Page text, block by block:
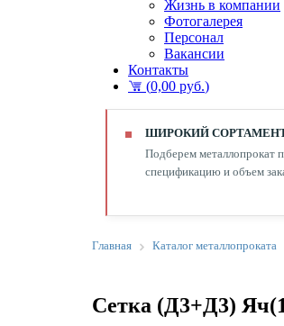
Жизнь в компании
Фотогалерея
Персонал
Вакансии
Контакты
(0,00 руб.)
ШИРОКИЙ
Подберем металлопрокат
спецификацию и объем
Главная Каталог металлопроката
Сетка (Д3+Д3)